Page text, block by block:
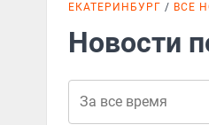
ЕКАТЕРИНБУРГ ВСЕ
Новости